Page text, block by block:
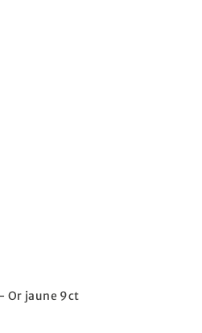
Or jaune 9ct